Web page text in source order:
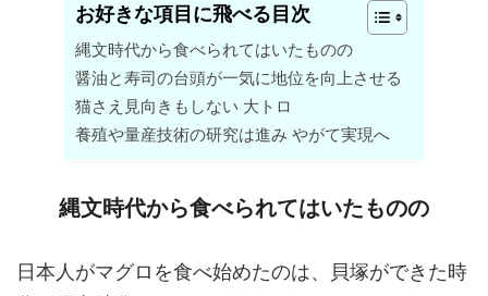
お好きな項目に飛べる目次
縄文時代から食べられてはいたものの
醤油と寿司の台頭が一気に地位を向上させる
猫さえ見向きもしない 大トロ
養殖や量産技術の研究は進み やがて実現へ
縄文時代から食べられてはいたものの
日本人がマグロを食べ始めたのは、貝塚ができた時